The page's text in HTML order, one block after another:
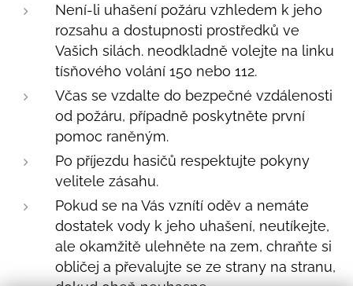
Není-li uhašení požáru vzhledem k jeho
rozsahu a dostupnosti prostředků ve
Vašich silách. neodkladně volejte na linku
tísňového volání 150 nebo 112.
Včas se vzdalte do bezpečné vzdálenosti
od požáru, případně poskytněte první
pomoc raněným.
Po příjezdu hasičů respektujte pokyny
velitele zásahu.
Pokud se na Vás vznítí oděv a nemáte
dostatek vody k jeho uhašení, neutíkejte,
ale okamžitě ulehněte na zem, chraňte si
obličej a převalujte se ze strany na stranu,